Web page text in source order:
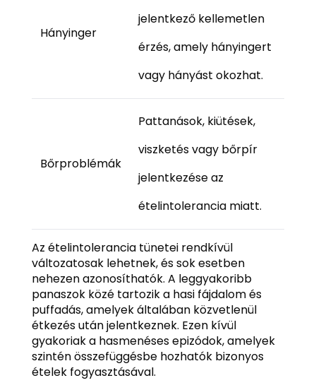
Hányinger
jelentkező kellemetlen
érzés, amely hányingert
vagy hányást okozhat.
Bőrproblémák
Pattanások, kiütések,
viszketés vagy bőrpír
jelentkezése az
ételintolerancia miatt.
Az ételintolerancia tünetei rendkívül
változatosak lehetnek, és sok esetben
nehezen azonosíthatók. A leggyakoribb
panaszok közé tartozik a hasi fájdalom és
puffadás, amelyek általában közvetlenül
étkezés után jelentkeznek. Ezen kívül
gyakoriak a hasmenéses epizódok, amelyek
szintén összefüggésbe hozhatók bizonyos
ételek fogyasztásával.